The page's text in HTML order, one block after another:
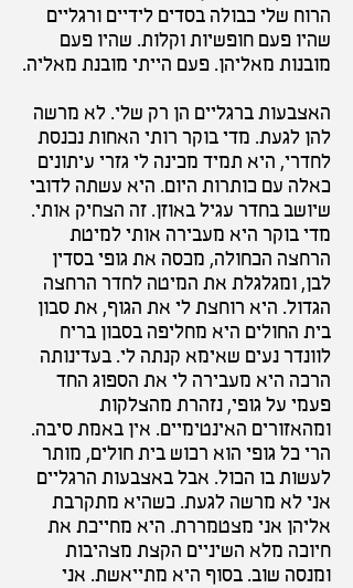
הרוח שלי כבולה בסדים לידיים ורגליים
שהיו פעם חופשיות וקלות. שהיו פעם
מובנות מאליהן. פעם הייתי מובנת מאליה.
האצבעות ברגליים הן רק שלי. לא מרשה
להן לגעת. מדי בוקר רותי האחות נכנסת
לחדרי, היא תמיד מכינה לי גזרי עיתונים
כאלה עם כותרות היום. היא עשתה לדובי
שיושב בחדר עגיל באוזן. זה הצחיק אותי.
מדי בוקר היא מעבירה אותי למיטת
הרחצה הכחולה, מכסה את גופי בסדין
לבן, ומגלגלת את המיטה לחדר הרחצה
הגדול. היא רוחצת לי את הגוף, את סבון
בית החולים היא מחליפה בסבון בריח
לוונדר נעים שאימא קנתה לי. בעדינותה
הרכה היא מעבירה לי את הספוג החד
פעמי על גופי, נזהרת מהצלקות
ומהאזורים האינטימיים. אין באמת סיבה.
הרי כל גופי הוא רכוש בית חולים, מותר
לעשות בו הכול. אבל באצבעות הרגליים
אני לא מרשה לגעת. כשהיא מתקרבת
אליהן אני מצטמררת. היא מחייכת את
חיוכה מלא השיניים הקצת מצהיבות
ומנסה שוב. בסוף היא מתייאשת. אני